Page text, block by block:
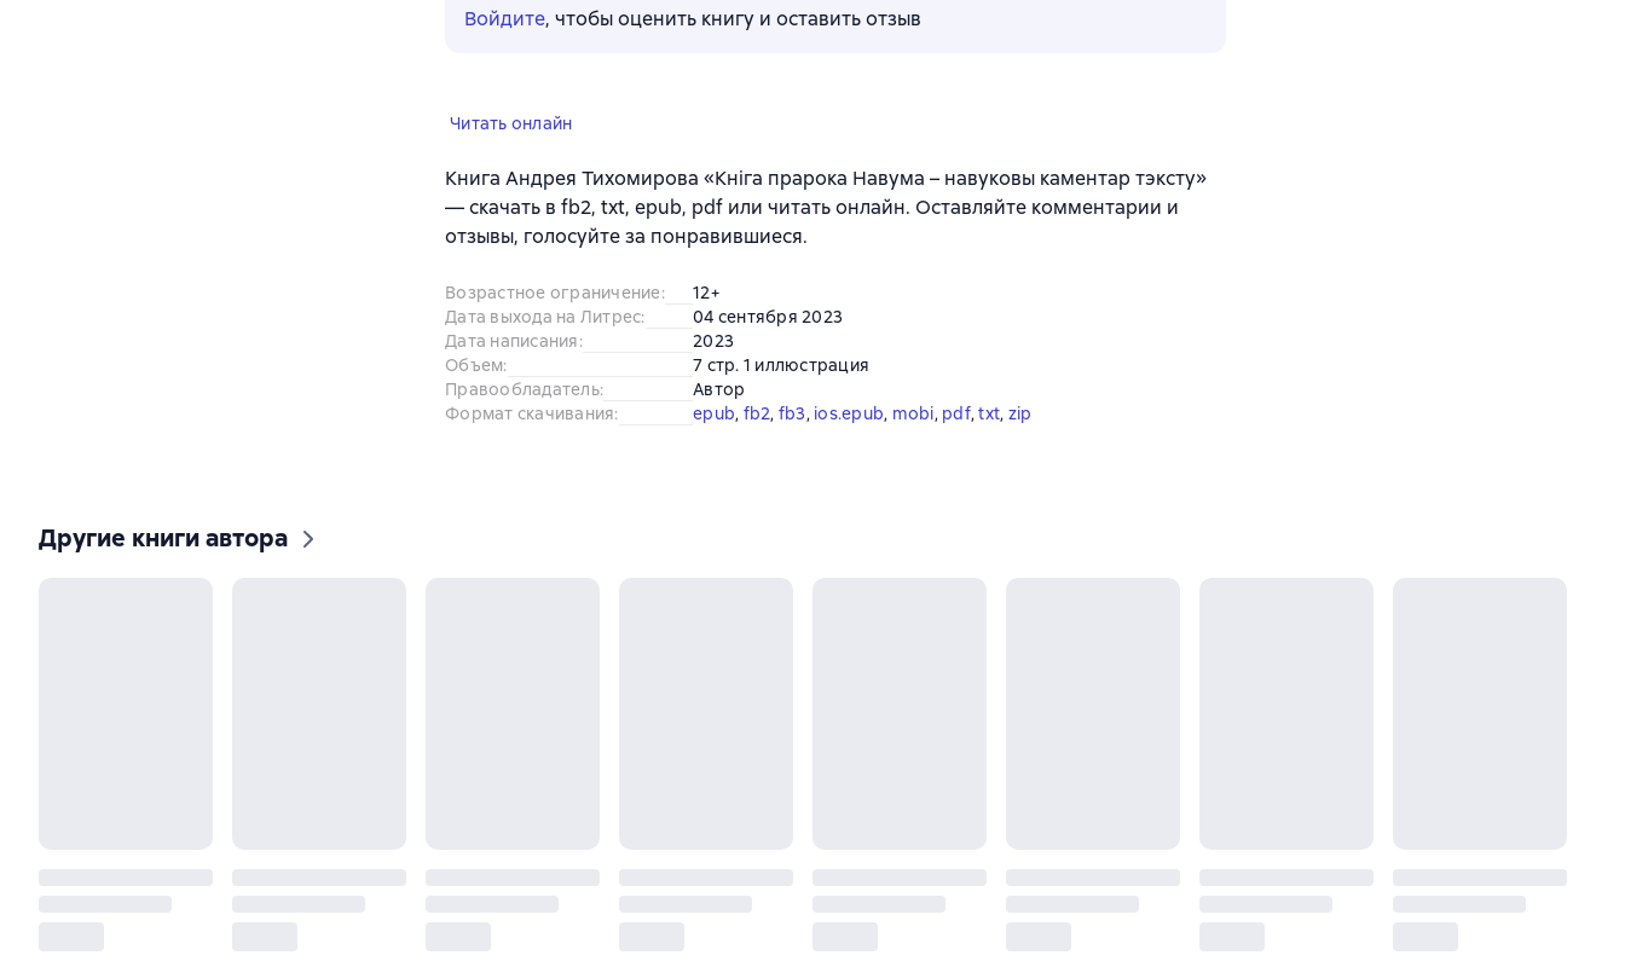
Войдите, чтобы оценить книгу и оставить отзыв
Читать онлайн
Книга Андрея Тихомирова «Кніга прарока Навума – навуковы каментар тэксту»
— скачать в fb2, txt, epub, pdf или читать онлайн. Оставляйте комментарии и
отзывы, голосуйте за понравившиеся.
Возрастное ограничение:
12+
Дата выхода на Литрес:
04 сентября 2023
Дата написания:
2023
Объем:
7 стр. 1 иллюстрация
Правообладатель:
Автор
Формат скачивания: epub, fb2, fb3, ios.epub, mobi, pdf, txt, zip
Другие книги автора